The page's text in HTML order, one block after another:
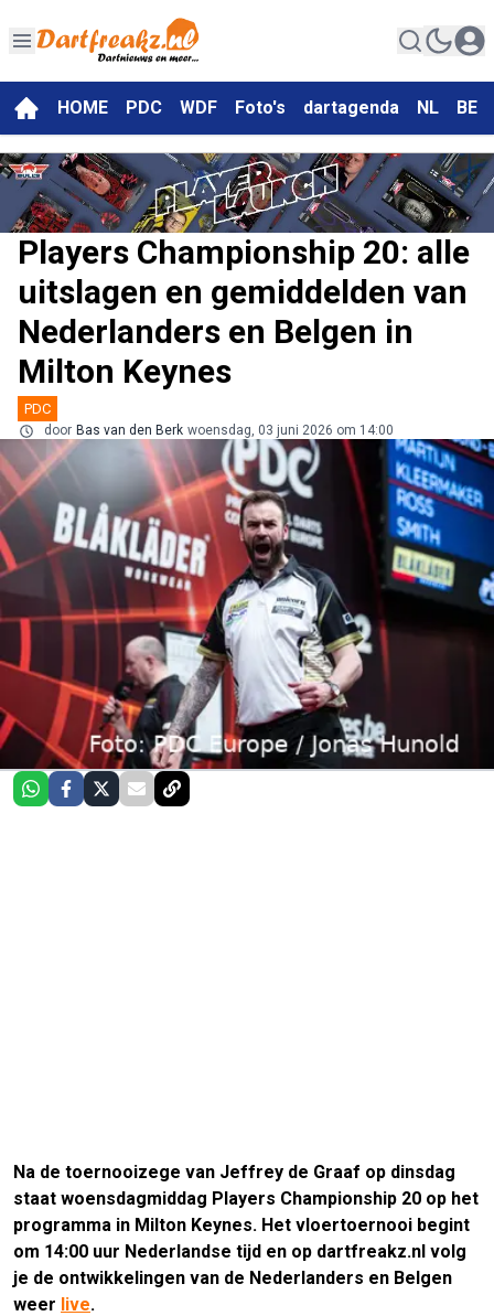
HOME PDC WDF Foto's dartagenda NL BE
Players Championship 20: alle
uitslagen en gemiddelden van
Nederlanders en Belgen in
Milton Keynes
PDC
door Bas van den Berk woensdag, 03 juni 2026 om 14:00
Na de toernooizege van Jeffrey de Graaf op dinsdag
staat woensdagmiddag Players Championship 20 op het
programma in Milton Keynes. Het vloertoernooi begint
om 14:00 uur Nederlandse tijd en op dartfreakz.nl volg
je de ontwikkelingen van de Nederlanders en Belgen
weer live.